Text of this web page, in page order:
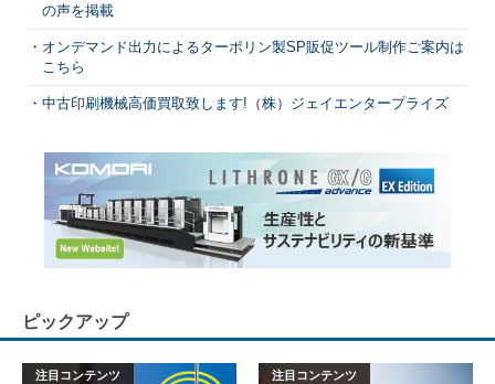
の声を掲載
オンデマンド出力によるターポリン製SP販促ツール制作ご案内は
こちら
中古印刷機械高価買取致します!（株）ジェイエンタープライズ
ピックアップ
注目コンテンツ 注目コンテンツ